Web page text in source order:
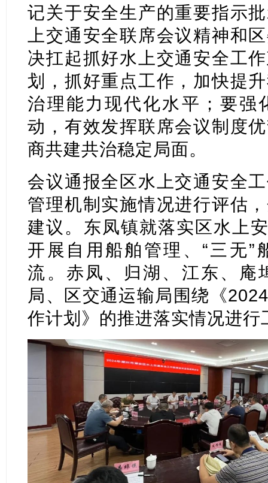
记关于安全生产的重要指示
上交通安全联席会议精神和
决扛起抓好水上交通安全工
划，抓好重点工作，加快提
治理能力现代化水平；要强
动，有效发挥联席会议制度
商共建共治稳定局面。
会议通报全区水上交通安全
管理机制实施情况进行评估
建议。东凤镇就落实区水上
开展自用船舶管理、“三无”
流。赤凤、归湖、江东、庵
局、区交通运输局围绕《
作计划》的推进落实情况进行